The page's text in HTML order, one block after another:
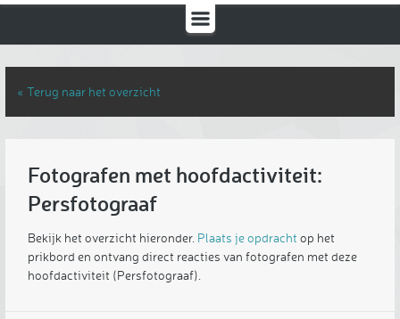
« Terug naar het overzicht
Fotografen met hoofdactiviteit:
Persfotograaf
Bekijk het overzicht hieronder. Plaats je opdracht op het
prikbord en ontvang direct reacties van fotografen met deze
hoofdactiviteit (Persfotograaf).